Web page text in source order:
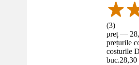
(3)
preț —
prețurile
costurile
buc.28,30